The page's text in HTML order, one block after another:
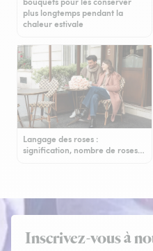
plus longtemps pendant la
chaleur estivale
Langage des roses :
signification, nombre de roses…
Inscrivez-vous à